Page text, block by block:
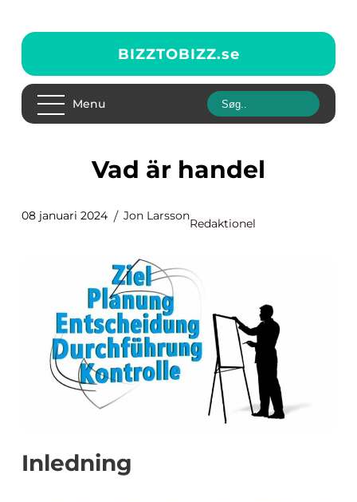
BIZZTOBIZZ.se
Menu
Vad är handel
08 januari 2024 Jon Larsson
Redaktionel
Inledning